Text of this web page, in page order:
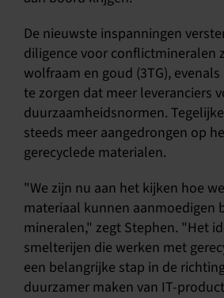
De nieuwste inspanningen
diligence voor conflictmineralen
wolfraam en goud (3TG),
te zorgen dat meer leveranciers
duurzaamheidsnormen.
steeds meer aangedrongen op
gerecyclede materialen.
"We zijn nu aan het kijken hoe
materiaal kunnen aanmoedigen
mineralen," zegt Stephen. "Het
smelterijen die werken met
een belangrijke stap in de
duurzamer maken van IT-